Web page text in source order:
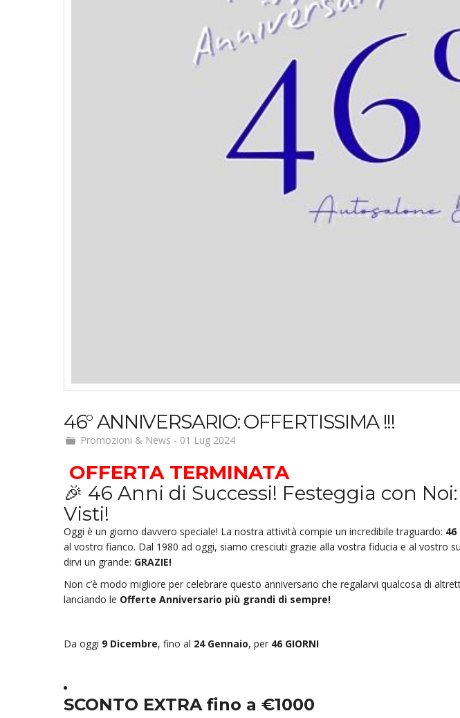
46° ANNIVERSARIO: OFFERTISSIMA !!!
Promozioni & News - 01 Lug 2024
OFFERTA TERMINATA
🎉 46 Anni di Successi! Festeggia con
Visti!
Oggi è un giorno davvero speciale! La nostra attività compie un incredibile traguardo:
al vostro fianco. Dal 1980 ad oggi, siamo cresciuti grazie alla vostra fiducia e al vostro
dirvi un grande: GRAZIE!
Non c’è modo migliore per celebrare questo anniversario che regalarvi qualcosa di
lanciando le Offerte Anniversario più grandi di sempre!
Da oggi 9 Dicembre, fino al 24 Gennaio, per 46 GIORNI
SCONTO EXTRAfino a €1000